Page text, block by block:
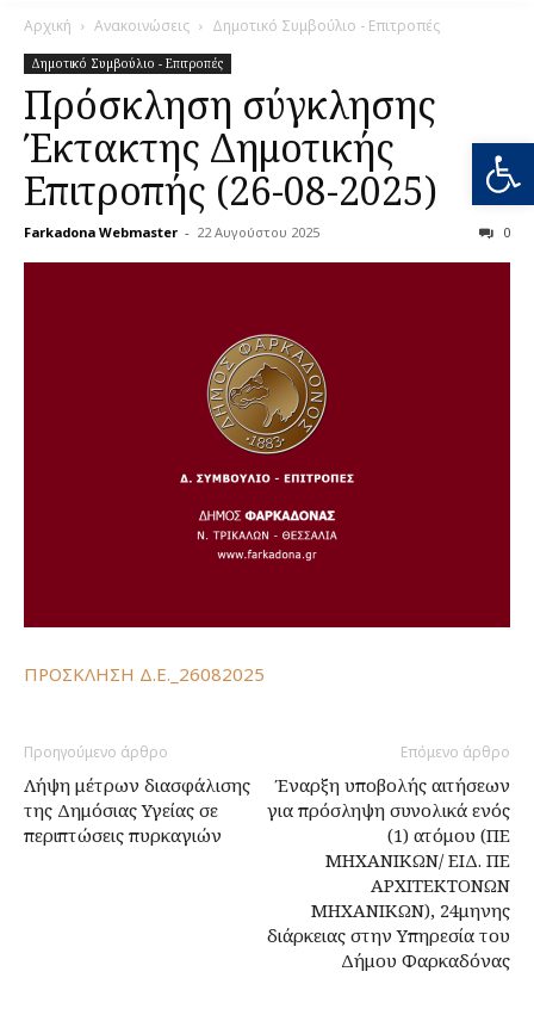
Αρχική Ανακοινώσεις Δημοτικό Συμβούλιο - Επιτροπές
Δημοτικό Συμβούλιο - Επιτροπές
Πρόσκληση σύγκλησης
Έκτακτης Δημοτικής
Επιτροπής (26-08-2025)
Farkadona Webmaster - 22 Αυγούστου 2025 0
ΠΡΟΣΚΛΗΣΗ Δ.Ε._26082025
Προηγούμενο άρθρο
Λήψη μέτρων διασφάλισης
της Δημόσιας Υγείας σε
περιπτώσεις πυρκαγιών
Επόμενο άρθρο
Έναρξη υποβολής αιτήσεων
για πρόσληψη συνολικά ενός
(1) ατόμου (ΠΕ
ΜΗΧΑΝΙΚΩΝ/ ΕΙΔ. ΠΕ
ΑΡΧΙΤΕΚΤΟΝΩΝ
ΜΗΧΑΝΙΚΩΝ), 24μηνης
διάρκειας στην Υπηρεσία του
Δήμου Φαρκαδόνας